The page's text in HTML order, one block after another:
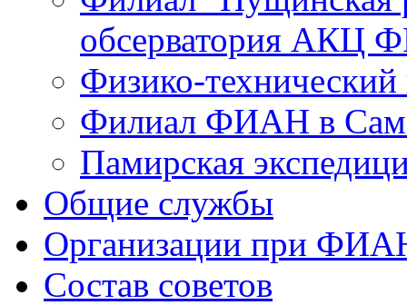
обсерватория АКЦ
Физико-
Филиал ФИАН в
Памирская
Общие службы
Организации при
Состав советов